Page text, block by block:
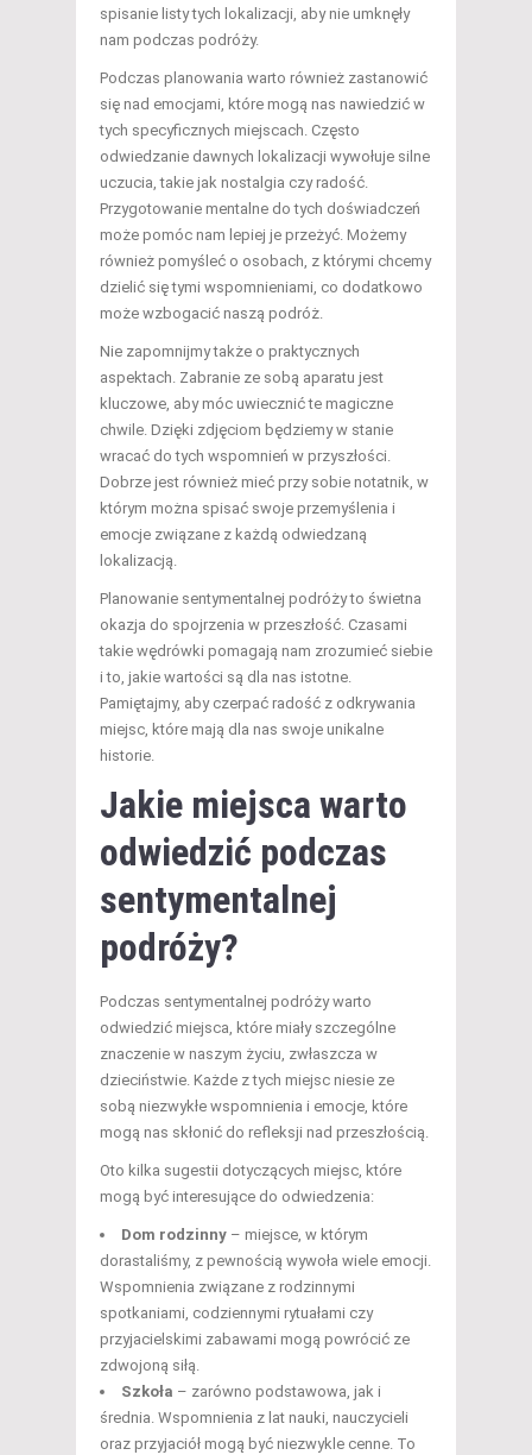
spisanie listy tych lokalizacji, aby nie umknęły
nam podczas podróży.
Podczas planowania warto również zastanowić
się nad emocjami, które mogą nas nawiedzić w
tych specyficznych miejscach. Często
odwiedzanie dawnych lokalizacji wywołuje silne
uczucia, takie jak nostalgia czy radość.
Przygotowanie mentalne do tych doświadczeń
może pomóc nam lepiej je przeżyć. Możemy
również pomyśleć o osobach, z którymi chcemy
dzielić się tymi wspomnieniami, co dodatkowo
może wzbogacić naszą podróż.
Nie zapomnijmy także o praktycznych
aspektach. Zabranie ze sobą aparatu jest
kluczowe, aby móc uwiecznić te magiczne
chwile. Dzięki zdjęciom będziemy w stanie
wracać do tych wspomnień w przyszłości.
Dobrze jest również mieć przy sobie notatnik, w
którym można spisać swoje przemyślenia i
emocje związane z każdą odwiedzaną
lokalizacją.
Planowanie sentymentalnej podróży to świetna
okazja do spojrzenia w przeszłość. Czasami
takie wędrówki pomagają nam zrozumieć siebie
i to, jakie wartości są dla nas istotne.
Pamiętajmy, aby czerpać radość z odkrywania
miejsc, które mają dla nas swoje unikalne
historie.
Jakie miejsca warto
odwiedzić podczas
sentymentalnej
podróży?
Podczas sentymentalnej podróży warto
odwiedzić miejsca, które miały szczególne
znaczenie w naszym życiu, zwłaszcza w
dzieciństwie. Każde z tych miejsc niesie ze
sobą niezwykłe wspomnienia i emocje, które
mogą nas skłonić do refleksji nad przeszłością.
Oto kilka sugestii dotyczących miejsc, które
mogą być interesujące do odwiedzenia:
Dom rodzinny – miejsce, w którym
dorastaliśmy, z pewnością wywoła wiele emocji.
Wspomnienia związane z rodzinnymi
spotkaniami, codziennymi rytuałami czy
przyjacielskimi zabawami mogą powrócić ze
zdwojoną siłą.
Szkoła – zarówno podstawowa, jak i
średnia. Wspomnienia z lat nauki, nauczycieli
oraz przyjaciół mogą być niezwykle cenne. To